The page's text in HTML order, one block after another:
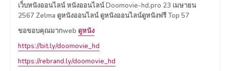
เว็บหนังออนไลน์ หนังออนไลน์ Doomovie-hd.pro 23 เมษายน
2567 Zelma ดูหนังออนไลน์ ดูหนังออนไลน์ดูหนังฟรี Top 57
ขอขอบคุณมากweb ดูหนัง
https://bit.ly/doomovie_hd
https://rebrand.ly/doomovie_hd